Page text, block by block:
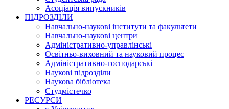
Асоціація випускників
ПІДРОЗДІЛИ
Навчально-наукові інститути та факультети
Навчально-наукові центри
Адміністративно-управлінські
Освітньо-виховний та науковий процес
Адміністративно-господарські
Наукові підрозділи
Наукова бібліотека
Студмістечко
РЕСУРСИ